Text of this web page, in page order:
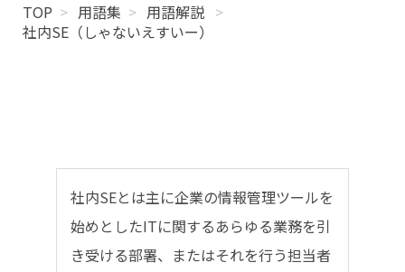
TOP 用語集
用語解説
社内SE（しゃないえすいー）
社内SEとは主に企業の情報管理ツールを
始めとしたITに関するあらゆる業務を引
き受ける部署、またはそれを行う担当者